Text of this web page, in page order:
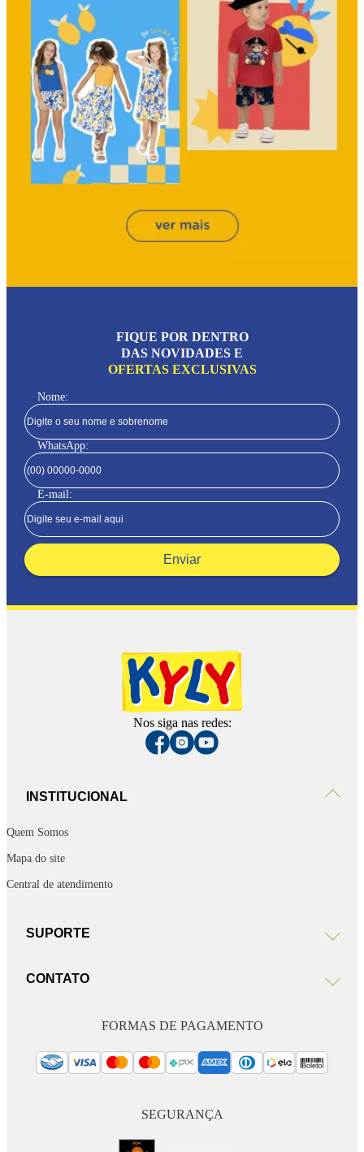
FIQUE POR DENTRO
DAS NOVIDADES E
OFERTAS EXCLUSIVAS
Nome:
WhatsApp:
E-mail:
Enviar
Nos siga nas redes:
INSTITUCIONAL
Quem Somos
Mapa do site
Central de atendimento
SUPORTE
CONTATO
FORMAS DE PAGAMENTO
SEGURANÇA